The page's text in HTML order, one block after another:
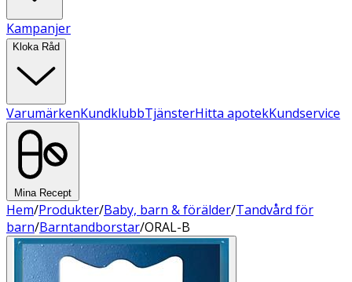
Kampanjer
Kloka Råd
VarumärkenKundklubbTjänsterHitta apotekKundservice
Mina Recept
Hem/Produkter/Baby, barn & förälder/Tandvård för
barn/Barntandborstar/ORAL-B